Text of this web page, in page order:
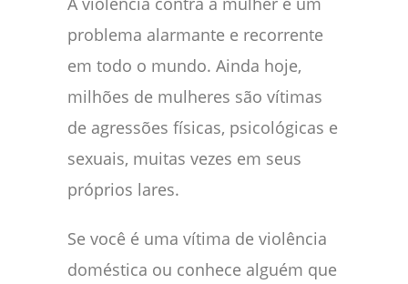
problema alarmante e recorrente
em todo o mundo. Ainda hoje,
milhões de mulheres são vítimas
de agressões físicas, psicológicas e
sexuais, muitas vezes em seus
próprios lares.
Se você é uma vítima de violência
doméstica ou conhece alguém que